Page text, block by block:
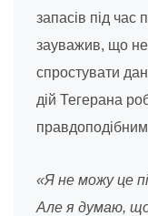
запасів під час
зауважив, що
спростувати
дій Тегерана
«Я не можу це
Але я думаю, що